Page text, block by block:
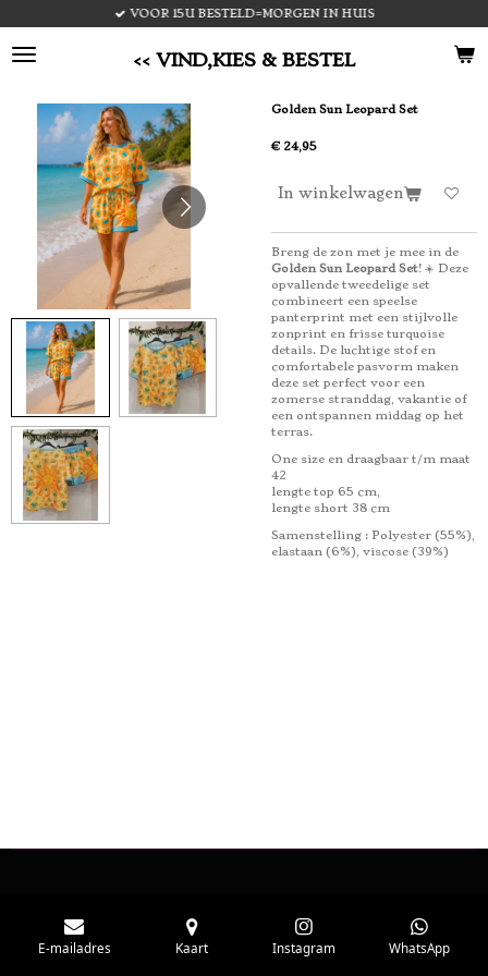
naar
<< VIND,KIES & BESTEL
VOOR 15U BESTELD=MORGEN IN HUIS
Golden Sun Leopard Set
€ 24,95
In winkelwagen
Breng de zon met je mee in de
Golden Sun Leopard Set! ☀️ Deze
opvallende tweedelige set
combineert een speelse
panterprint met een stijlvolle
zonprint en frisse turquoise
details. De luchtige stof en
comfortabele pasvorm maken
deze set perfect voor een
zomerse stranddag, vakantie of
een ontspannen middag op het
terras.
One size en draagbaar t/m maat
42
lengte top 65 cm,
lengte short 38 cm
Samenstelling : Polyester (55%),
elastaan ​​(6%), viscose (39%)
E-mailadres Kaart Instagram WhatsApp